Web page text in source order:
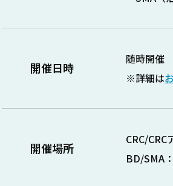
開催日時
随時開催
※詳細は
開催場所
CRC/CRC
BD/SMA